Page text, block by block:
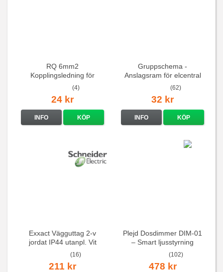
RQ 6mm2
Kopplingsledning för
elcentraler mm
(4)
24 kr
INFO KÖP
Gruppschema -
Anslagsram för elcentral
(62)
32 kr
INFO KÖP
Exxact Vägguttag 2-v
jordat IP44 utanpl. Vit
(16)
211 kr
Plejd Dosdimmer DIM-01
– Smart ljusstyrning
(102)
478 kr